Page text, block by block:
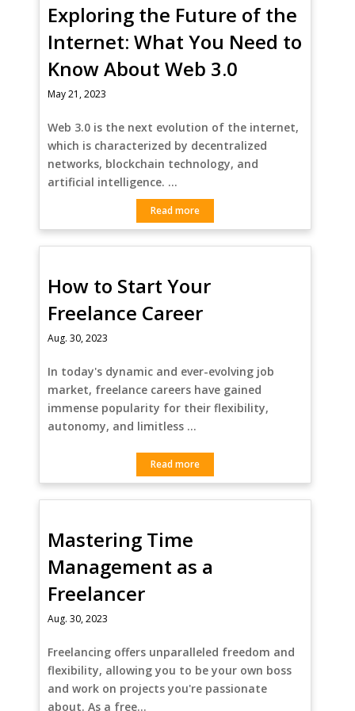
Exploring the Future of the
Internet: What You Need to
Know About Web 3.0
May 21, 2023
Web 3.0 is the next evolution of the internet,
which is characterized by decentralized
networks, blockchain technology, and
artificial intelligence. …
Read more
How to Start Your
Freelance Career
Aug. 30, 2023
In today's dynamic and ever-evolving job
market, freelance careers have gained
immense popularity for their flexibility,
autonomy, and limitless …
Read more
Mastering Time
Management as a
Freelancer
Aug. 30, 2023
Freelancing offers unparalleled freedom and
flexibility, allowing you to be your own boss
and work on projects you're passionate
about. As a free…